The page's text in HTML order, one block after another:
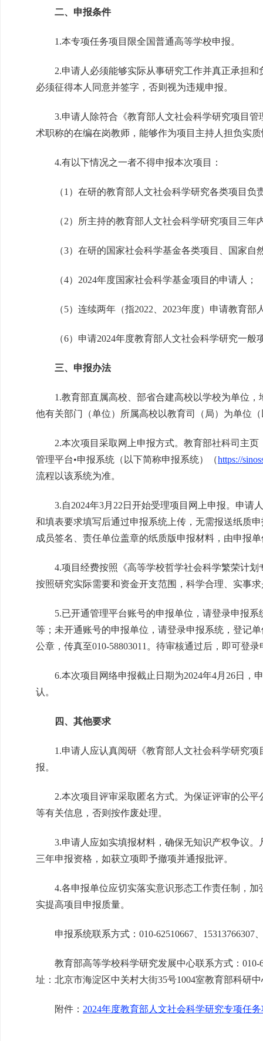
二、申报条件
1.本专项任务项目限全国普通高等学校申报。
2.申请人必须能够实际从事研究工作并真正承担和
必须征得本人同意并签字，否则视为违规申报。
3.申请人除符合《教育部人文社会科学研究项目管
术职称的在编在岗教师，能够作为项目主持人担负实
4.有以下情况之一者不得申报本次项目：
（1）在研的教育部人文社会科学研究各类项目负
（2）所主持的教育部人文社会科学研究项目三年
（3）在研的国家社会科学基金各类项目、国家自
（4）2024年度国家社会科学基金项目的申请人；
（5）连续两年（指2022、2023年度）申请教育部
（6）申请2024年度教育部人文社会科学研究一般
三、申报办法
1.教育部直属高校、部省合建高校以学校为单位，
他有关部门（单位）所属高校以教育司（局）为单位
2.本次项目采取网上申报方式。教育部社科司主页（
管理平台•申报系统（以下简称申报系统）（https://
流程以该系统为准。
3.自2024年3月22日开始受理项目网上申报。申请
和填表要求填写后通过申报系统上传，无需报送纸质
成员签名、责任单位盖章的纸质版申报材料，由申报
4.项目经费按照《高等学校哲学社会科学繁荣计划
按照研究实际需要和资金开支范围，科学合理、实事
5.已开通管理平台账号的申报单位，请登录申报系
等；未开通账号的申报单位，请登录申报系统，登记
公章，传真至010-58803011。待审核通过后，即可登
6.本次项目网络申报截止日期为2024年4月26日，
认。
四、其他要求
1.申请人应认真阅研《教育部人文社会科学研究项
报。
2.本次项目评审采取匿名方式。为保证评审的公平
等有关信息，否则按作废处理。
3.申请人应如实填报材料，确保无知识产权争议。
三年申报资格，如获立项即予撤项并通报批评。
4.各申报单位应切实落实意识形态工作责任制，加
实提高项目申报质量。
申报系统联系方式：010-62510667、15313766307、
教育部高等学校科学研究发展中心联系方式：010-
址：北京市海淀区中关村大街35号1004室教育部科研
附件： 2024年度教育部人文社会科学研究专项任